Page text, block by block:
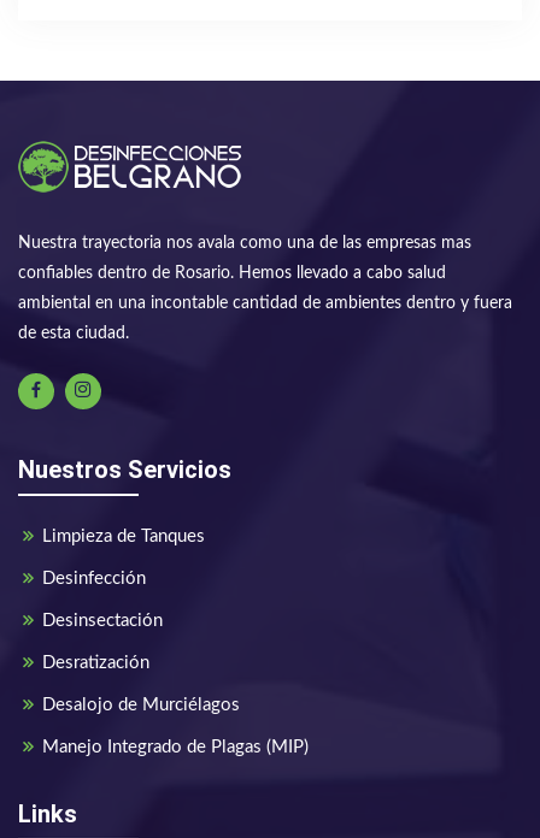
Nuestra trayectoria nos avala como una de las empresas mas
confiables dentro de Rosario. Hemos llevado a cabo salud
ambiental en una incontable cantidad de ambientes dentro y fuera
de esta ciudad.
Nuestros Servicios
Limpieza de Tanques
Desinfección
Desinsectación
Desratización
Desalojo de Murciélagos
Manejo Integrado de Plagas (MIP)
Links